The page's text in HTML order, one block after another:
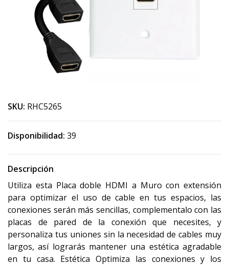
SKU: RHC5265
Disponibilidad: 39
Descripción
Utiliza esta Placa doble HDMI a Muro con extensión
para optimizar el uso de cable en tus espacios, las
conexiones serán más sencillas, complementalo con las
placas de pared de la conexión que necesites, y
personaliza tus uniones sin la necesidad de cables muy
largos, así lograrás mantener una estética agradable
en tu casa. Estética Optimiza las conexiones y los